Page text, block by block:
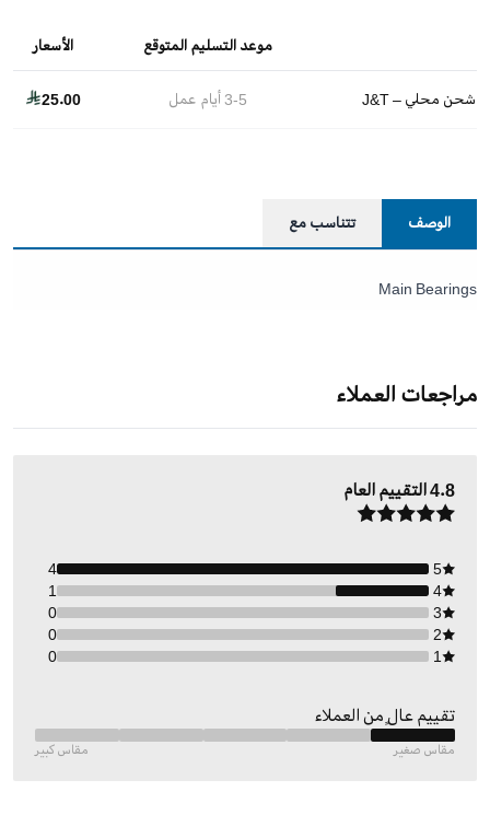
موعد التسليم المتوقع الأسعار
شحن محلي – J&T 3-5أيام عمل 25.00
الوصف تتناسب مع
Main Bearings
مراجعات العملاء
4.8التقييم العام
5
4
4
1
3
0
2
0
1
0
تقييم عالٍ من العملاء
مقاس صغير مقاس كبير